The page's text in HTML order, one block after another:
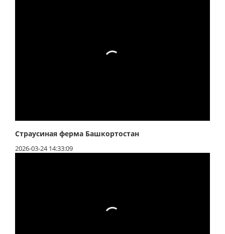
Страусиная ферма Башкортостан
2026-03-24 14:33:09